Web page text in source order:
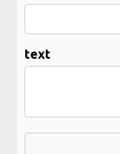
text